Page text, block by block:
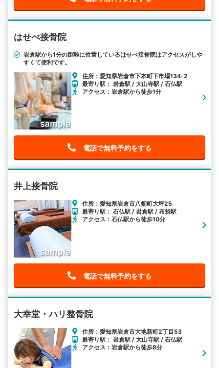
はせべ接骨院
岩倉駅から1分の距離に位置しているはせべ接骨院はアクセスがしや
すくて便利です。
住所：愛知県岩倉市下本町下市場134-2
最寄り駅： 岩倉駅 / 大山寺駅 / 石仏駅
アクセス：岩倉駅から徒歩1分
電話で無料予約をする
井上接骨院
住所：愛知県岩倉市八剱町大坪25
最寄り駅： 石仏駅 / 岩倉駅 / 布袋駅
アクセス：石仏駅から徒歩10分
電話で無料予約をする
大幸堂・ハリ整骨院
住所：愛知県岩倉市大地新町2丁目53
最寄り駅： 岩倉駅 / 大山寺駅 / 石仏駅
アクセス：岩倉駅から徒歩8分